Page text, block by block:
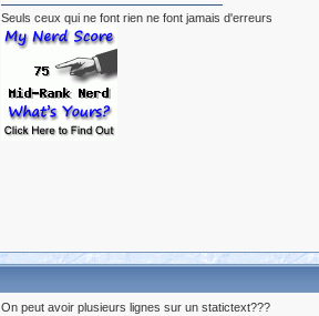
Seuls ceux qui ne font rien ne font jamais d'erreurs
On peut avoir plusieurs lignes sur un statictext???